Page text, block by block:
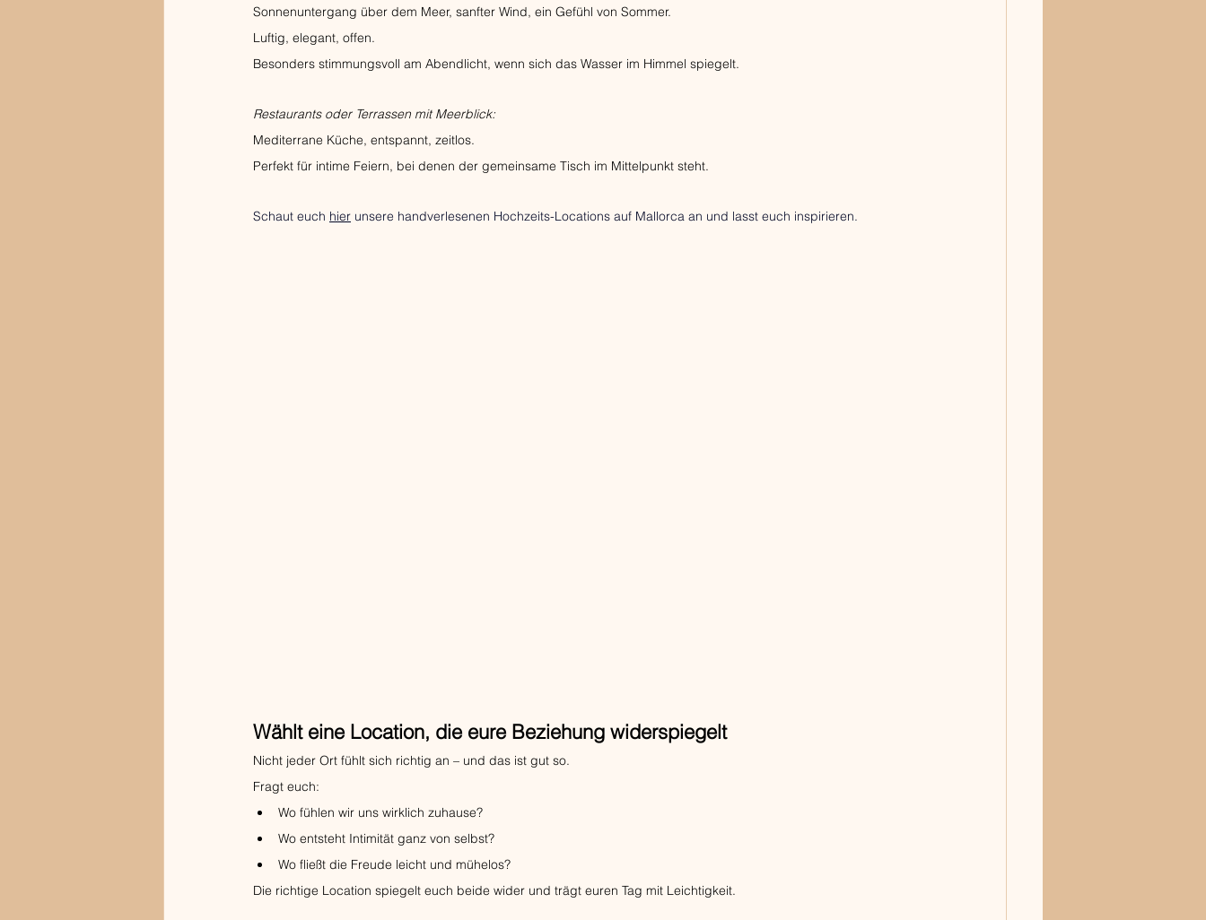
Sonnenuntergang über dem Meer, sanfter Wind, ein Gefühl von Sommer.
Luftig, elegant, offen.
Besonders stimmungsvoll am Abendlicht, wenn sich das Wasser im Himmel spiegelt.
Restaurants oder Terrassen mit Meerblick:
Mediterrane Küche, entspannt, zeitlos.
Perfekt für intime Feiern, bei denen der gemeinsame Tisch im Mittelpunkt steht.
Schaut euch hier unsere handverlesenen Hochzeits-Locations auf Mallorca an und lasst euch inspirieren.
Wählt eine Location, die eure Beziehung widerspiegelt
Nicht jeder Ort fühlt sich richtig an – und das ist gut so.
Fragt euch:
Wo fühlen wir uns wirklich zuhause?
Wo entsteht Intimität ganz von selbst?
Wo fließt die Freude leicht und mühelos?
Die richtige Location spiegelt euch beide wider und trägt euren Tag mit Leichtigkeit.